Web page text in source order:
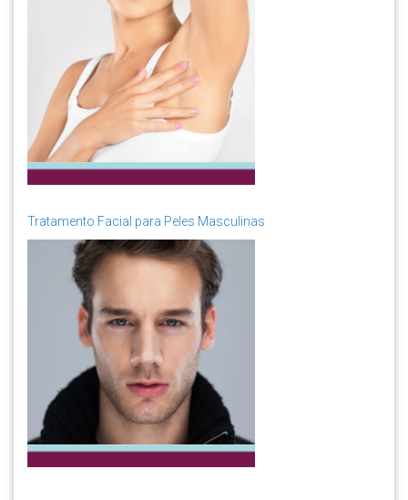
Tratamento Facial para Peles Masculinas